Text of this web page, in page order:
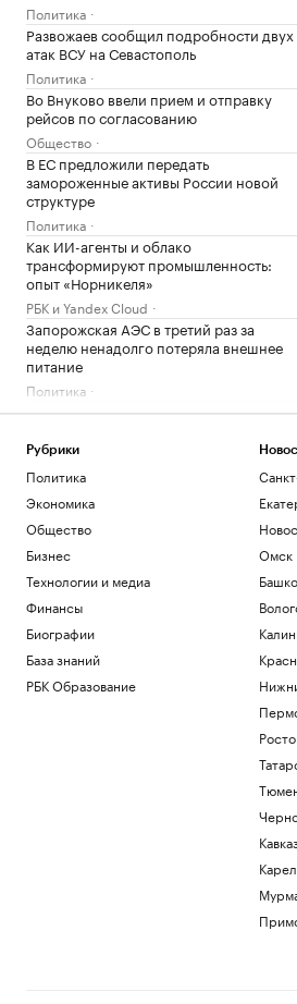
Политика
Развожаев сообщил подробности двух
атак ВСУ на Севастополь
Политика
Во Внуково ввели прием и отправку
рейсов по согласованию
Общество
В ЕС предложили передать
замороженные активы России новой
структуре
Политика
Как ИИ-агенты и облако
трансформируют промышленность:
опыт «Норникеля»
РБК и Yandex Cloud
Запорожская АЭС в третий раз за
неделю ненадолго потеряла внешнее
питание
Политика
Рубрики
Политика
Экономика
Общество
Бизнес
Технологии и медиа
Финансы
Биографии
База знаний
РБК Образование
Омск